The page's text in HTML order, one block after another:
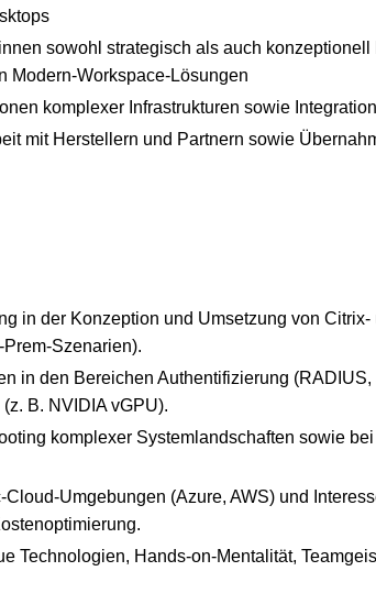
sowohl strategisch als auch
Modern-Workspace-Lösungen
komplexer Infrastrukturen sowie
mit Herstellern und Partnern sowie
in der Konzeption und Umsetzung von
Szenarien).
in den Bereichen Authentifizierung
B. NVIDIA vGPU).
komplexer Systemlandschaften sowie
Cloud-Umgebungen (Azure, AWS) und
Technologien, Hands-on-Mentalität,